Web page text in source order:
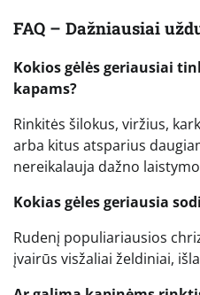
FAQ – Dažniausiai
Kokios gėlės geriausiai
kapams?
Rinkitės šilokus, viržius,
arba kitus atsparius
nereikalauja dažno
Kokias gėles geriausia
Rudenį populiariausios
įvairūs visžaliai želdiniai,